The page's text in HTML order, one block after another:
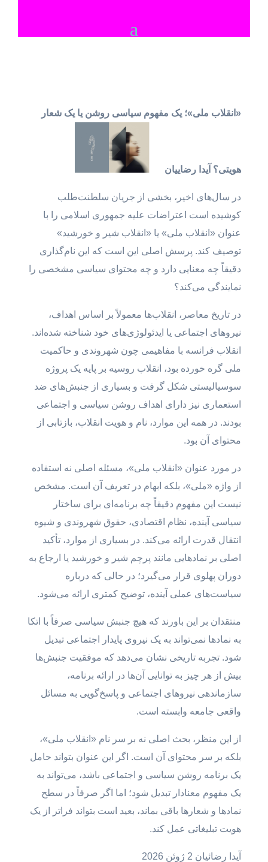
«انقلاب ملی»؛ یک مفهوم سیاسی روشن یا یک شعار
هویتی؟ آیدا رضاییان
در سال‌های اخیر، بخشی از جریان سلطنت‌طلب
کوشیده است اعتراضات علیه جمهوری اسلامی را با
عنوان «انقلاب ملی» یا «انقلاب شیر و خورشید»
توصیف کند. پرسش اصلی این است که این نام‌گذاری
دقیقاً چه معنایی دارد و چه محتوای سیاسی مشخصی را
نمایندگی می‌کند؟
در تاریخ معاصر، انقلاب‌ها معمولاً بر اساس اهداف،
نیروهای اجتماعی یا ایدئولوژی‌های خود شناخته شده‌اند.
انقلاب فرانسه با مفاهیمی چون شهروندی و حاکمیت
ملی گره خورده بود، انقلاب روسیه بر پایه یک پروژه
سوسیالیستی شکل گرفت و بسیاری از جنبش‌های ضد
استعماری نیز دارای اهداف روشن سیاسی و اجتماعی
بودند. در همه این موارد، نام و هویت انقلاب، بازتابی از
محتوای آن بود.
در مورد عنوان «انقلاب ملی»، مسئله اصلی نه استفاده
از واژه «ملی»، بلکه ابهام در تعریف آن است. مشخص
نیست این مفهوم دقیقاً چه برنامه‌ای برای ساختار
سیاسی آینده، نظام اقتصادی، حقوق شهروندی و شیوه
انتقال قدرت ارائه می‌کند. در بسیاری از موارد، تأکید
اصلی بر نمادهایی مانند پرچم شیر و خورشید یا ارجاع به
دوران پهلوی قرار می‌گیرد؛ در حالی که درباره
سیاست‌های عملی آینده، توضیح کمتری ارائه می‌شود.
منتقدان بر این باورند که هیچ جنبش سیاسی صرفاً با اتکا
به نمادها نمی‌تواند به یک نیروی پایدار اجتماعی تبدیل
شود. تجربه تاریخی نشان می‌دهد که موفقیت جنبش‌ها
بیش از هر چیز به توانایی آن‌ها در ارائه برنامه،
سازماندهی نیروهای اجتماعی و پاسخ‌گویی به مسائل
واقعی جامعه وابسته است.
از این منظر، بحث اصلی نه بر سر نام «انقلاب ملی»،
بلکه بر سر محتوای آن است. اگر این عنوان بتواند حامل
یک برنامه روشن سیاسی و اجتماعی باشد، می‌تواند به
یک مفهوم معنادار تبدیل شود؛ اما اگر صرفاً در سطح
نمادها و شعارها باقی بماند، بعید است بتواند فراتر از یک
هویت تبلیغاتی عمل کند.
آیدا رضائیان 2 ژوئن 2026